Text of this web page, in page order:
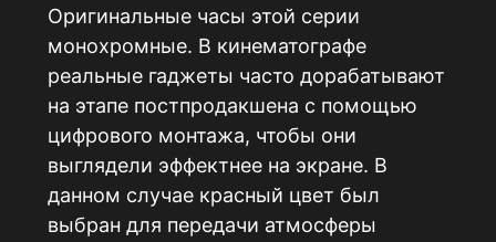
Оригинальные часы этой серии
монохромные. В кинематографе
реальные гаджеты часто дорабатывают
на этапе постпродакшена с помощью
цифрового монтажа, чтобы они
выглядели эффектнее на экране. В
данном случае красный цвет был
выбран для передачи атмосферы